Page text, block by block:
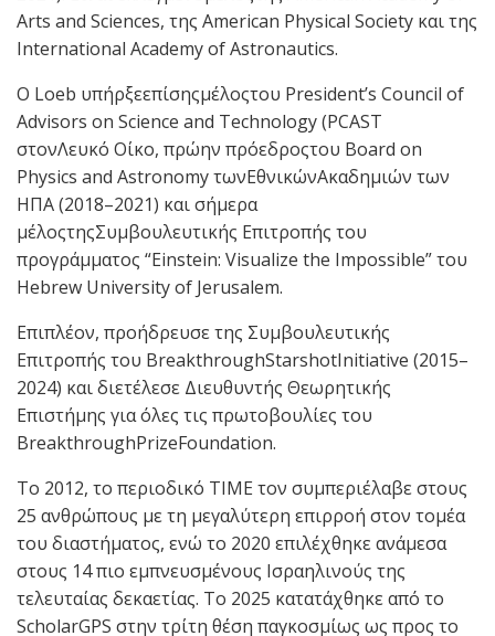
Arts and Sciences, της American Physical Society και της
International Academy of Astronautics.
Ο Loeb υπήρξεεπίσηςμέλοςτου President’s Council of
Advisors on Science and Technology (PCAST
στονΛευκό Οίκο, πρώην πρόεδροςτου Board on
Physics and Astronomy τωνΕθνικώνΑκαδημιών των
ΗΠΑ (2018–2021) και σήμερα
μέλοςτηςΣυμβουλευτικής Επιτροπής του
προγράμματος “Einstein: Visualize the Impossible” του
Hebrew University of Jerusalem.
Επιπλέον, προήδρευσε της Συμβουλευτικής
Επιτροπής του BreakthroughStarshotInitiative (2015–
2024) και διετέλεσε Διευθυντής Θεωρητικής
Επιστήμης για όλες τις πρωτοβουλίες του
BreakthroughPrizeFoundation.
Το 2012, το περιοδικό TIME τον συμπεριέλαβε στους
25 ανθρώπους με τη μεγαλύτερη επιρροή στον τομέα
του διαστήματος, ενώ το 2020 επιλέχθηκε ανάμεσα
στους 14 πιο εμπνευσμένους Ισραηλινούς της
τελευταίας δεκαετίας. Το 2025 κατατάχθηκε από το
ScholarGPS στην τρίτη θέση παγκοσμίως ως προς το